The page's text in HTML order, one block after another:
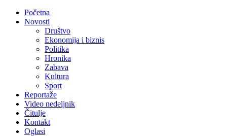
Početna
Novosti
Društvo
Ekonomija i biznis
Politika
Hronika
Zabava
Kultura
Sport
Reportaže
Video nedeljnik
Čitulje
Kontakt
Oglasi